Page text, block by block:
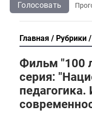
Голосовать
Главная Рубрики
Фильм "100
серия:
педагогика.